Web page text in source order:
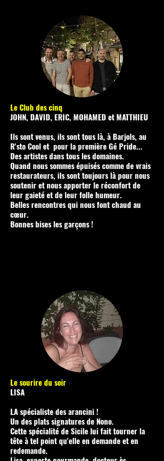
Le Club des cinq
JOHN, DAVID, ERIC, MOHAMED et MATTHIEU
Ils sont venus, ils sont tous là, à Barjols, au
R'sto Cool et pour la première Gé Pride...
Des artistes dans tous les domaines.
Quand nous sommes épuisés comme de vrais
restaurateurs, ils sont toujours là pour nous
soutenir et nous apporter le réconfort de
leurgaietéet de leur folle humeur.
Belles rencontres qui nous font chaud au
cœur.
Bonnes bises les garçons !
Le sourire du soir
LISA
LA spécialiste des arancini !
Un des plats signatures de Nono.
Cette spécialité deSicilelui fait tourner la
tête à tel point qu'elle en demande et en
redemande.